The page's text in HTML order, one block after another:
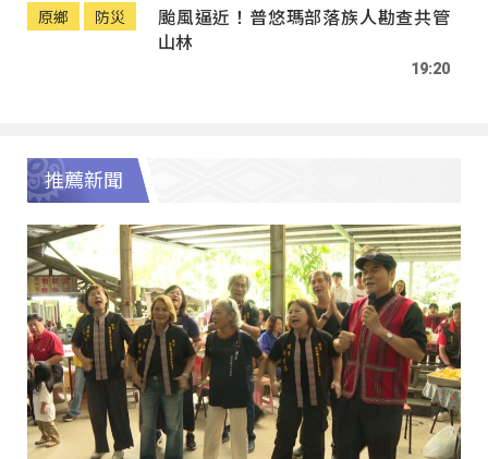
原鄉 防災
颱風逼近！普悠瑪部落族人勘查共管
山林
19:20
推薦新聞